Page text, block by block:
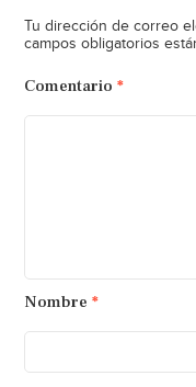
Tu dirección de correo
campos obligatorios
Comentario *
Nombre *